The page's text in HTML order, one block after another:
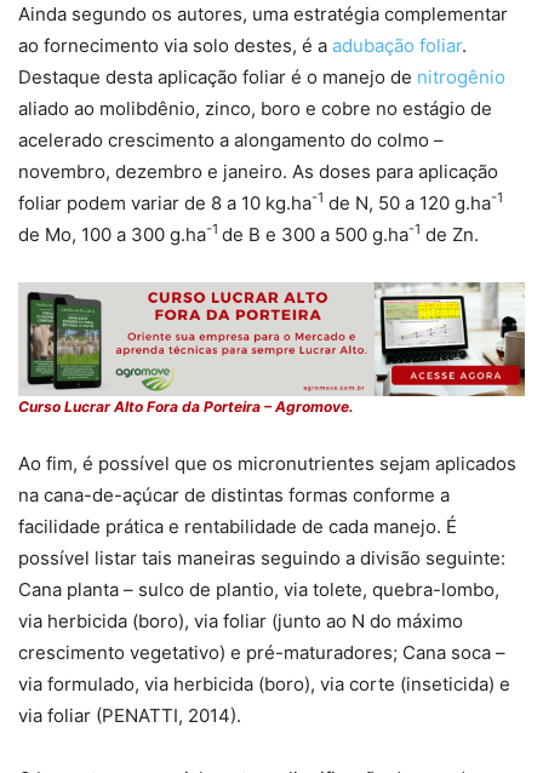
Ainda segundo os autores, uma estratégia complementar
ao fornecimento via solo destes, é a adubação foliar.
Destaque desta aplicação foliar é o manejo de nitrogênio
aliado ao molibdênio, zinco, boro e cobre no estágio de
acelerado crescimento a alongamento do colmo –
novembro, dezembro e janeiro. As doses para aplicação
foliar podem variar de 8 a 10 kg.ha-1 de N, 50 a 120 g.ha-1
de Mo, 100 a 300 g.ha-1 de B e 300 a 500 g.ha-1 de Zn.
Curso Lucrar Alto Fora da Porteira – Agromove.
Ao fim, é possível que os micronutrientes sejam aplicados
na cana-de-açúcar de distintas formas conforme a
facilidade prática e rentabilidade de cada manejo. É
possível listar tais maneiras seguindo a divisão seguinte:
Cana planta – sulco de plantio, via tolete, quebra-lombo,
via herbicida (boro), via foliar (junto ao N do máximo
crescimento vegetativo) e pré-maturadores; Cana soca –
via formulado, via herbicida (boro), via corte (inseticida) e
via foliar (PENATTI, 2014).